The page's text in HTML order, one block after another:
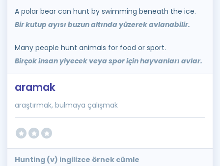
A polar bear can hunt by swimming beneath the ice.
Bir kutup ayısı buzun altında yüzerek avlanabilir.
Many people hunt animals for food or sport.
Birçok insan yiyecek veya spor için hayvanları avlar.
aramak
araştırmak, bulmaya çalışmak
Hunting (v) ingilizce örnek cümle